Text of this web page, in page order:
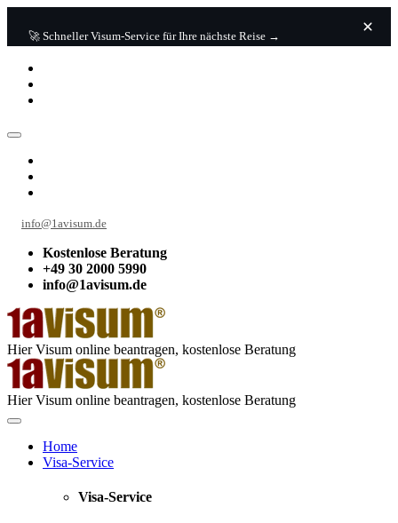
🚀 Schneller Visum-Service für Ihre nächste Reise →
info@1avisum.de
Kostenlose Beratung
+49 30 2000 5990
info@1avisum.de
Hier Visum online beantragen, kostenlose Beratung
Hier Visum online beantragen, kostenlose Beratung
Home
Visa-Service
Visa-Service